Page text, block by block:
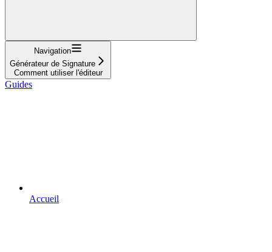
Navigation
Générateur de Signature
Comment utiliser l'éditeur
Guides
Accueil